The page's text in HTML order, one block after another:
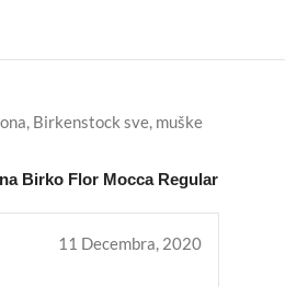
Birkenstock sve muške
Birko Flor Mocca Regular
11 Decembra, 2020